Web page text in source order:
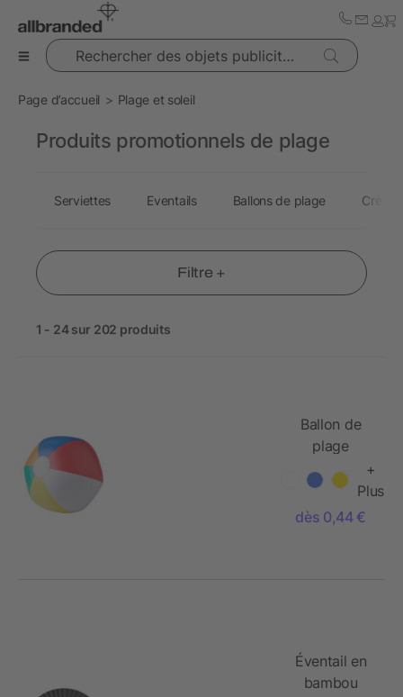
Rechercher des objets publicitaires
Page d’accueil Plage et soleil
Filtre +
1 - 24 sur 202 produits
Ballon de
plage
gonflable en
PVC
+
Plus
dès 0,44 €
Éventail en
bambou
Produits promotionnels de plage
Serviettes Eventails Ballons de plage Crème